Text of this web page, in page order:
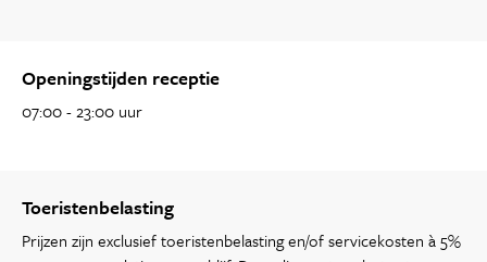
Openingstijden receptie
07:00 - 23:00 uur
Toeristenbelasting
Prijzen zijn exclusief toeristenbelasting en/of servicekosten à 5%